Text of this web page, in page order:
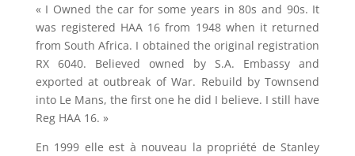
« I Owned the car for some years in 80s and 90s. It
was registered HAA 16 from 1948 when it returned
from South Africa. I obtained the original registration
RX 6040. Believed owned by S.A. Embassy and
exported at outbreak of War. Rebuild by Townsend
into Le Mans, the first one he did I believe. I still have
Reg HAA 16. »
En 1999 elle est à nouveau la propriété de Stanley